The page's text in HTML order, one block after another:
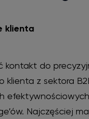
klienta
kontakt do
klienta z sektora
Najczęściej